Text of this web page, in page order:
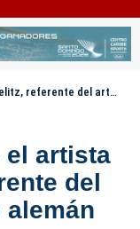
arte contemporáneo alemán
el artista
del